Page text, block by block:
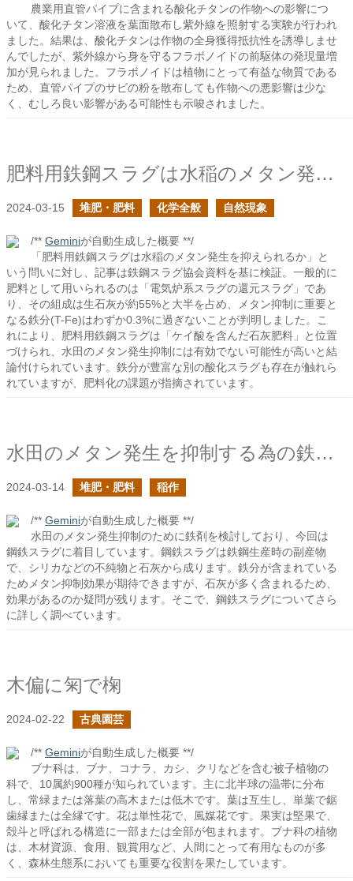
農業用直管パイプに含まれる酸化チタンの作物への影響につ
いて、酸化チタン溶液を葉面散布し紫外線を照射する実験が行われ
ました。結果は、酸化チタンは作物の全身獲得抵抗性を誘導しませ
んでしたが、紫外線から身を守るフラボノイドの前駆体の発現量増
加が見られました。フラボノイドは植物にとって有益な物質である
ため、直管パイプのサビの粉を散布しても作物への悪影響は少な
く、むしろ良い影響がある可能性も示唆されました。
肥料用鉄鋼スラグは水稲のメタン発生を抑えられるか？
2024-03-15 堆肥・肥料 化学全般 自然現象
/** Geminiが自動生成した概要 **/
「肥料用鉄鋼スラグは水稲のメタン発生を抑えられるか」と
いう問いに対し、記事は鉄鋼スラグ協会資料を基に検証。一般的に
肥料として用いられるのは「電気炉系スラグの還元スラグ」であ
り、その組成は生石灰が約55%と大半を占め、メタン抑制に重要と
なる鉄分(T-Fe)はわずか0.3%に過ぎないことが判明しました。こ
れにより、肥料用鉄鋼スラグは「ケイ酸を含んだ石灰肥料」と位置
づけられ、水田のメタン発生抑制には有効でない可能性が高いと結
論付けられています。鉄分が豊富な別の酸化スラグも存在が触れら
れていますが、肥料化の課題が指摘されています。
水田のメタン発生を抑制する為の鉄剤を考える
2024-03-14 堆肥・肥料 稲作
/** Geminiが自動生成した概要 **/
水田のメタン発生抑制のために鉄剤を検討しており、今回は
鋼鉄スラグに着目しています。鋼鉄スラグは鉄鋼生産時の副産物
で、シリカなどの不純物と石灰から成ります。鉄分が含まれている
ためメタン抑制効果が期待できますが、石灰が多く含まれるため、
効果があるのか疑問が残ります。そこで、鋼鉄スラグについてさら
に詳しく調べています。
木偏に匊で椈
2024-02-22 古典園芸
/** Geminiが自動生成した概要 **/
ブナ科は、ブナ、コナラ、カシ、クリなどを含む被子植物の
科で、10属約900種が知られています。主に北半球の温帯に分布
し、常緑または落葉の高木または低木です。葉は互生し、単葉で鋸
歯縁または全縁です。花は単性花で、風媒花です。果実は堅果で、
殻斗と呼ばれる構造に一部または全部が包まれます。ブナ科の植物
は、木材資源、食用、観賞用など、人間にとって有用なものが多
く、森林生態系においても重要な役割を果たしています。